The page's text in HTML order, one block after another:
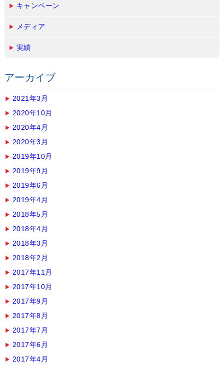
キャンペーン
メディア
実績
アーカイブ
2021年3月
2020年10月
2020年4月
2020年3月
2019年10月
2019年9月
2019年6月
2019年4月
2018年5月
2018年4月
2018年3月
2018年2月
2017年11月
2017年10月
2017年9月
2017年8月
2017年7月
2017年6月
2017年4月